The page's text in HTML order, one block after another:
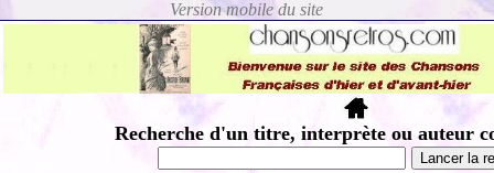
Recherche d'un titre, interprète ou auteur